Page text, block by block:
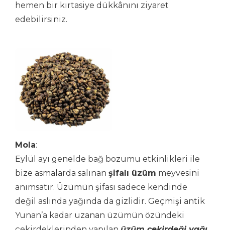
hemen bir kırtasiye dükkânını ziyaret
edebilirsiniz.
Mola:
Eylül ayı genelde bağ bozumu etkinlikleri ile
bize asmalarda salınan şifalı üzüm meyvesini
anımsatır. Üzümün şifası sadece kendinde
değil aslında yağında da gizlidir. Geçmişi antik
Yunan’a kadar uzanan üzümün özündeki